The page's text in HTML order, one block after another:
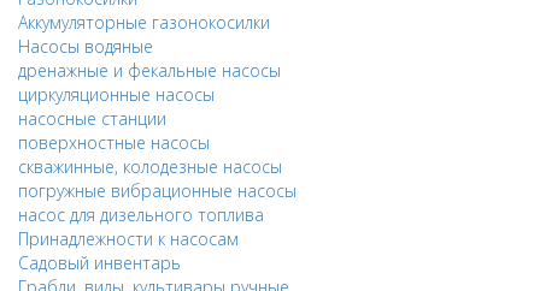
Аккумуляторные газонокосилки
Насосы водяные
дренажные и фекальные насосы
циркуляционные насосы
насосные станции
поверхностные насосы
скважинные, колодезные насосы
погружные вибрационные насосы
насос для дизельного топлива
Принадлежности к насосам
Садовый инвентарь